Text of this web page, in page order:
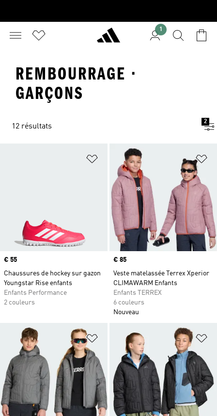
1
REMBOURRAGE ·
GARÇONS
12 résultats
2
Ajouter à la Liste de produits
Prix
€ 55
Chaussures de hockey sur gazon
Youngstar Rise enfants
Enfants Performance
2 couleurs
Prix
€ 85
Veste matelassée Terrex Xperior
CLIMAWARM Enfants
Enfants TERREX
6 couleurs
Nouveau
Ajouter à la Liste de produits